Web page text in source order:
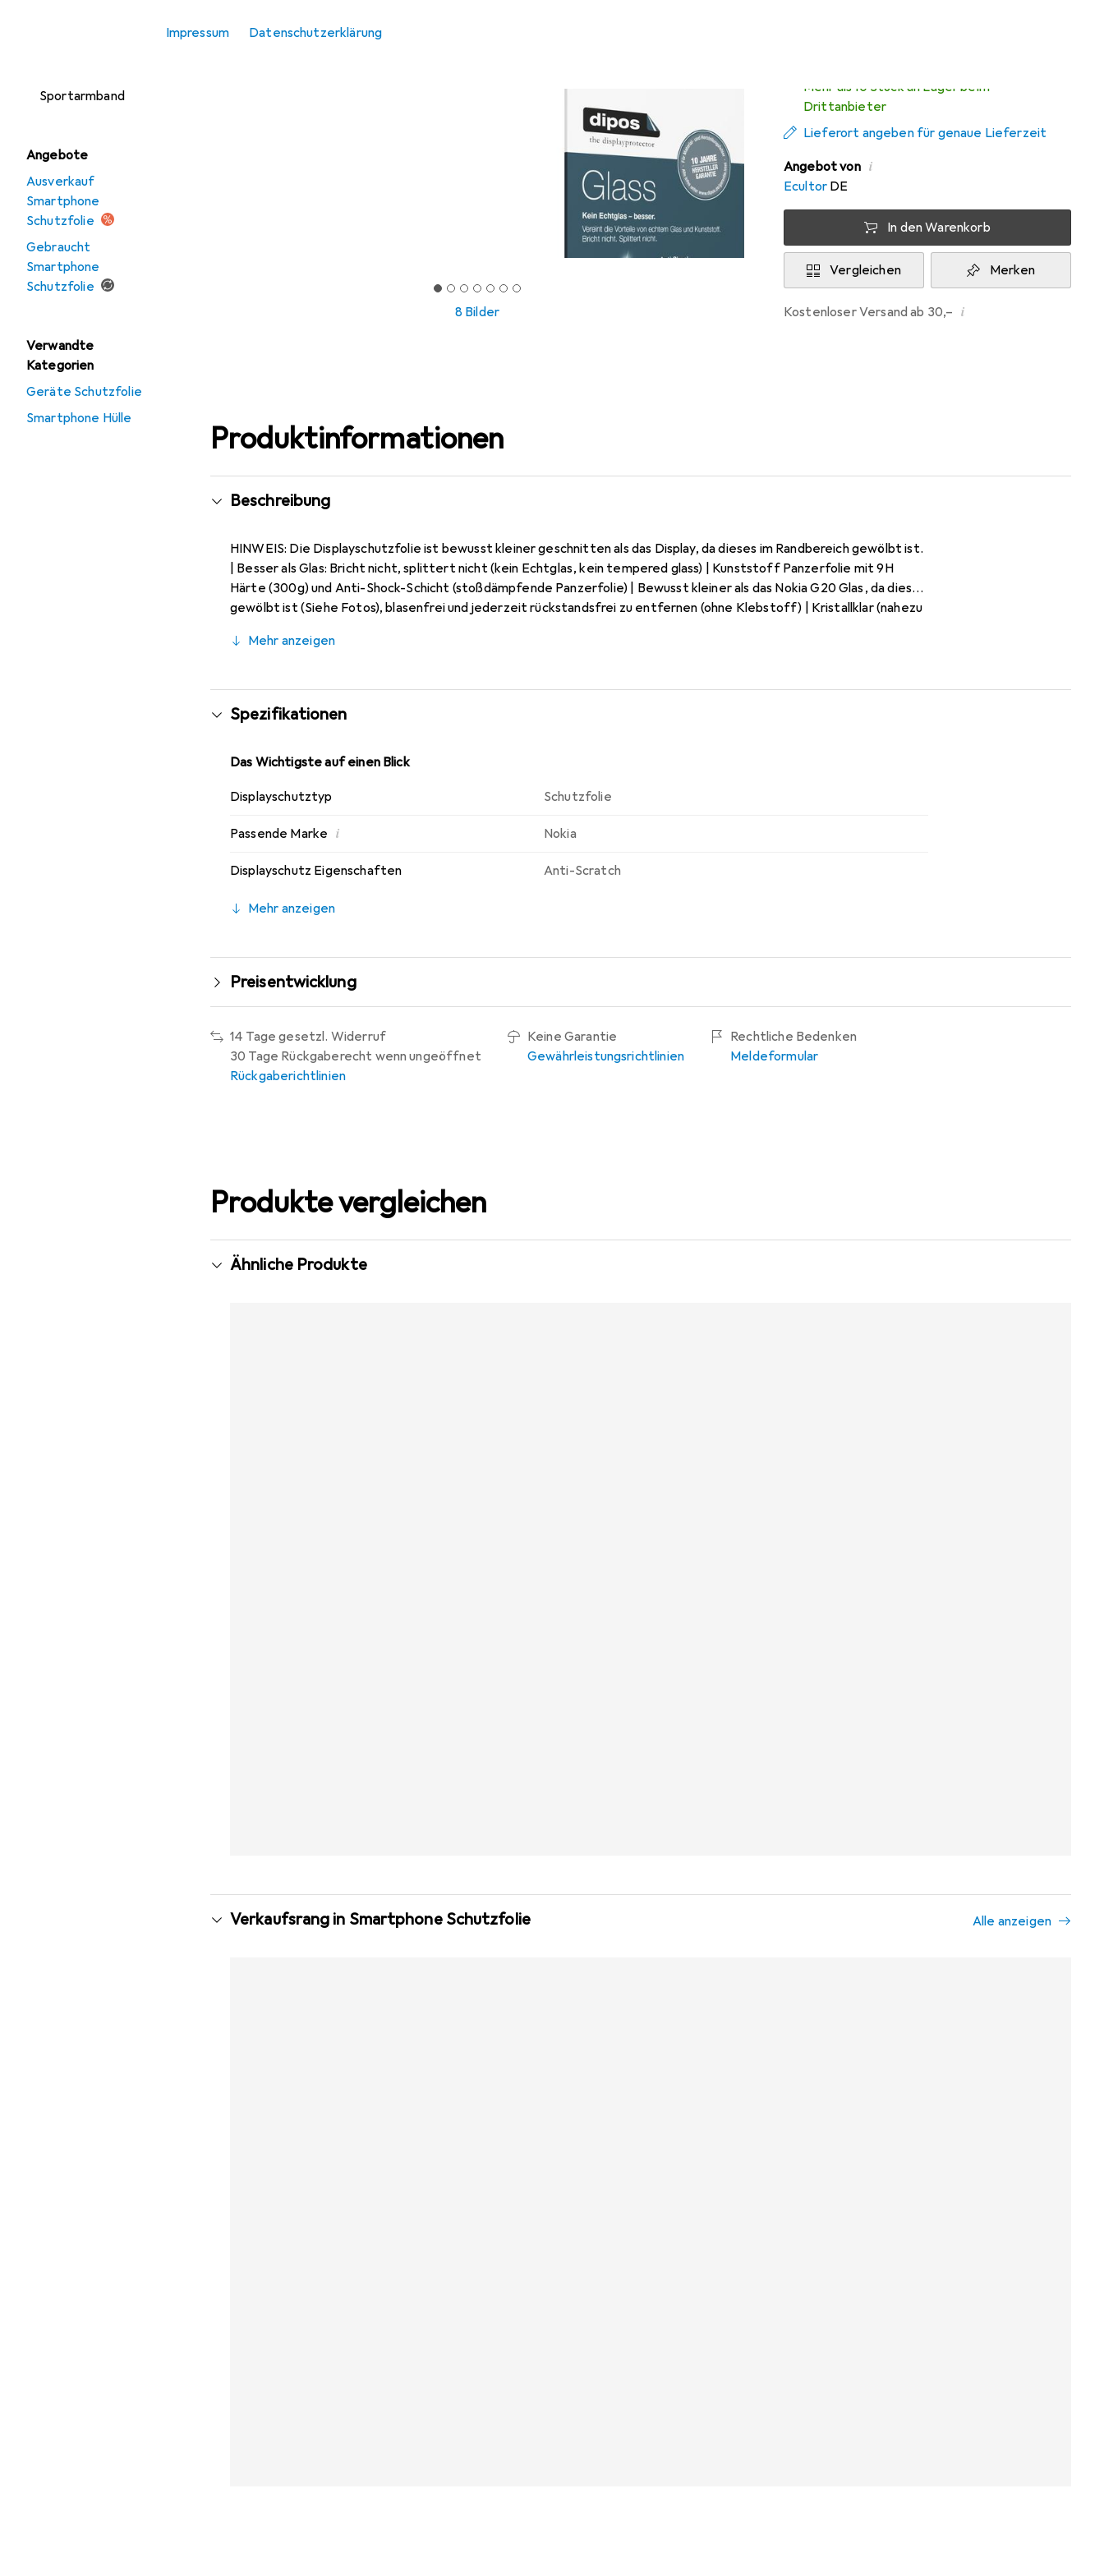
Impressum Datenschutzerklärung
Sportarmband
Angebote
Ausverkauf
Smartphone
Schutzfolie
Gebraucht
Smartphone
Schutzfolie
Verwandte
Kategorien
Geräte Schutzfolie
Smartphone Hülle
8 Bilder
Mehr als 10 Stück an Lager beim
Drittanbieter
Lieferort angeben für genaue Lieferzeit
Angebot von i
Ecultor DE
In den Warenkorb
Vergleichen Merken
Kostenloser Versand ab 30,– i
Produktinformationen
Beschreibung
HINWEIS: Die Displayschutzfolie ist bewusst kleiner geschnitten als das Display, da dieses im Randbereich gewölbt ist.
Härte (300g) und Anti-Shock-Schicht (stoßdämpfende Panzerfolie) | Bewusst kleiner als das Nokia G20 Glas, da dieses
gewölbt ist (Siehe Fotos), blasenfrei und jederzeit rückstandsfrei zu entfernen (ohne Klebstoff) | Kristallklar (nahezu
Markenprodukt made in Germany.
Mehr anzeigen
Spezifikationen
Das Wichtigste auf einen Blick
Displayschutztyp Schutzfolie
Passende Marke i Nokia
Displayschutz Eigenschaften Anti-Scratch
Mehr anzeigen
Preisentwicklung
14 Tage gesetzl. Widerruf
30 Tage Rückgaberecht wenn ungeöffnet
Rückgaberichtlinien
Keine Garantie
Gewährleistungsrichtlinien
Rechtliche Bedenken
Meldeformular
Produkte vergleichen
Ähnliche Produkte
Verkaufsrang in Smartphone Schutzfolie Alle anzeigen